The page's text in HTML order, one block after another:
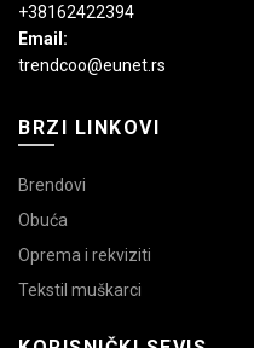
+38162422394
Email:
trendcoo@eunet.rs
BRZI LINKOVI
Brendovi
Obuća
Oprema i rekviziti
Tekstil muškarci